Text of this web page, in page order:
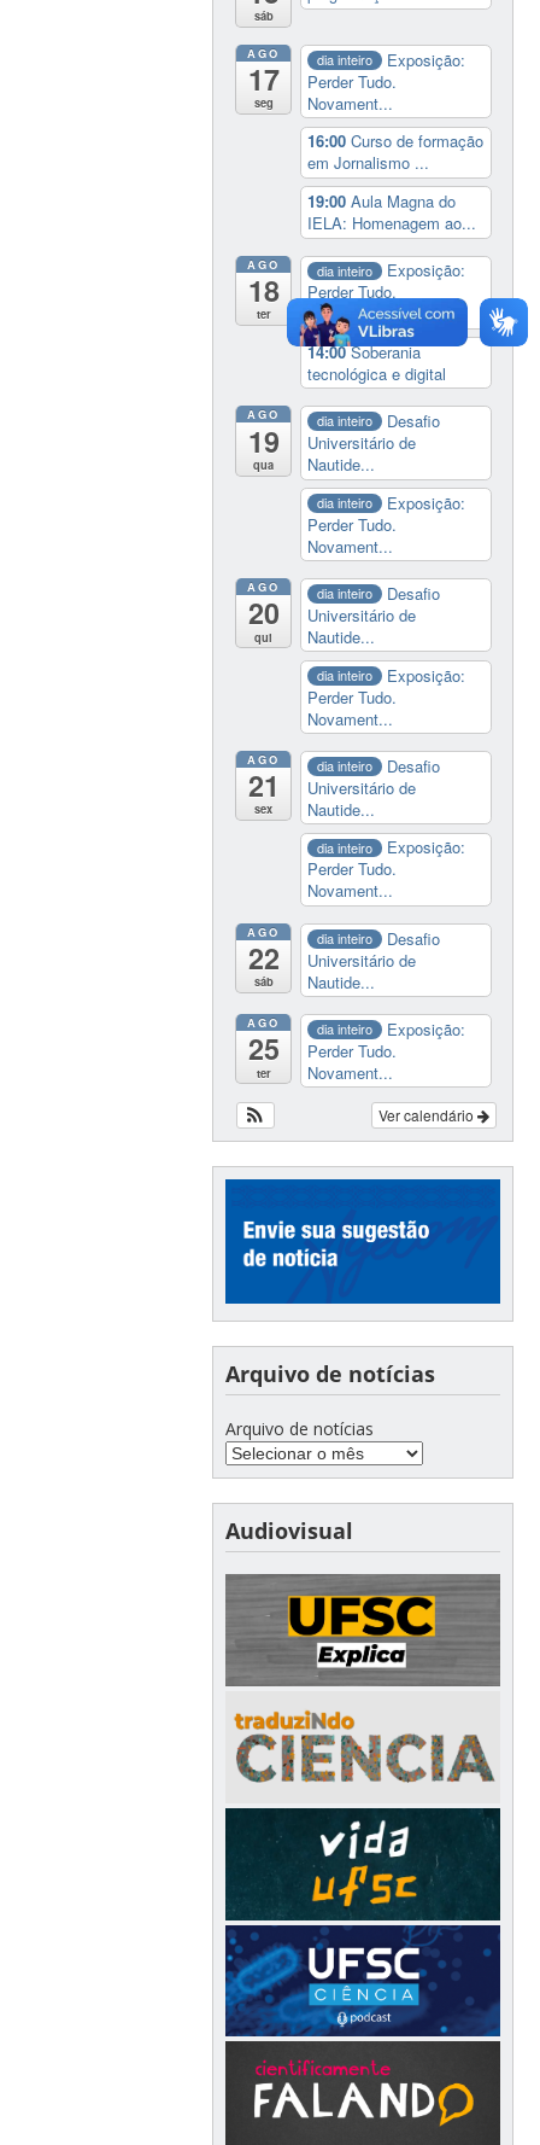
sáb
AGO
17
seg
dia inteiro
Exposição:
Perder Tudo.
Novament...
16:00Curso de formação
em Jornalismo ...
19:00Aula Magna do
IELA: Homenagem ao...
AGO
18
ter
dia inteiro
Exposição:
Perder Tudo.
Novament...
14:00Soberania
tecnológica e digital
AGO
19
qua
dia inteiro
Desafio
Universitário de
Nautide...
dia inteiro
Exposição:
Perder Tudo.
Novament...
AGO
20
qui
dia inteiro
Desafio
Universitário de
Nautide...
dia inteiro
Exposição:
Perder Tudo.
Novament...
AGO
21
sex
dia inteiro
Desafio
Universitário de
Nautide...
dia inteiro
Exposição:
Perder Tudo.
Novament...
AGO
22
sáb
dia inteiro
Desafio
Universitário de
Nautide...
AGO
25
ter
dia inteiro
Exposição:
Perder Tudo.
Novament...
Ver calendário
Arquivo de notícias
Arquivo de notícias
Audiovisual